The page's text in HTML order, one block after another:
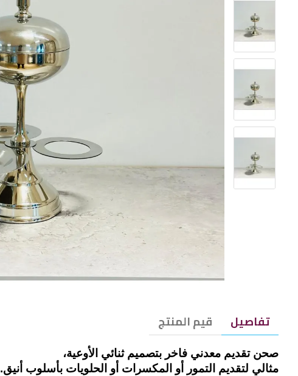
تفاصيل قيم المنتج
صحن تقديم معدني فاخر بتصميم ثنائي الأوعية،
مثالي لتقديم التمور أو المكسرات أو الحلويات بأسلوب أنيق.